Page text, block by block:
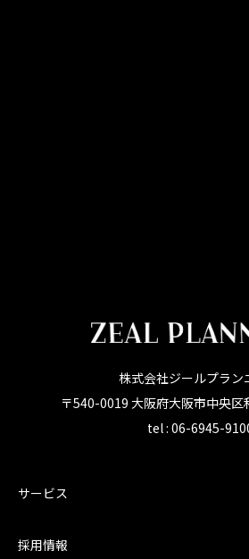
株式会社ジールプラン
〒540-0019 大阪府大阪市中央
tel : 06-6945-
サービス
採用情報